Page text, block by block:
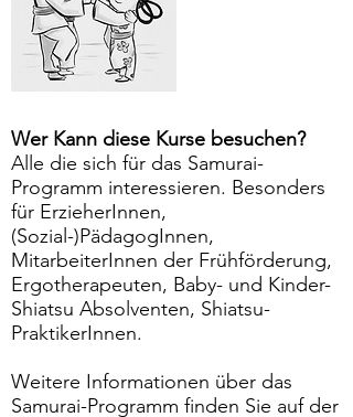
Wer Kann diese Kurse besuchen?
Alle die sich für das Samurai-
Programm interessieren. Besonders
für ErzieherInnen,
(Sozial-)PädagogInnen,
MitarbeiterInnen der Frühförderung,
Ergotherapeuten, Baby- und Kinder-
Shiatsu Absolventen, Shiatsu-
PraktikerInnen.
​Weitere Informationen über das
Samurai-Programm finden Sie auf der